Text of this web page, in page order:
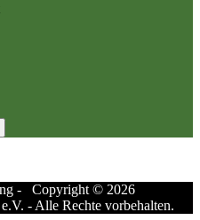
- Copyright © 2026
- Alle Rechte vorbehalten.